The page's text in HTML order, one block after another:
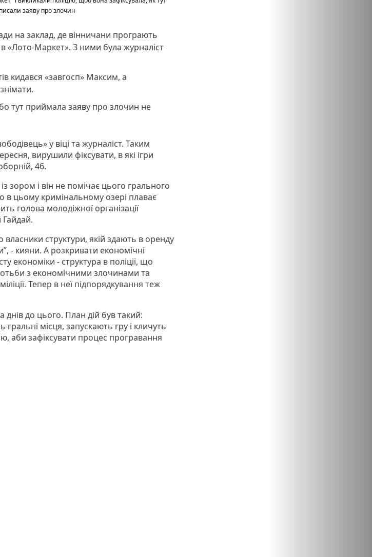
заяву про злочин
на заклад, де вінничани програють
в «Лото-Маркет». З ними була журналіст
кидався «завгосп» Максим, а
тут приймала заяву про злочин не
у віці та журналіст. Таким
вирушили фіксувати, в які ігри
46.
зором і він не помічає цього грального
в цьому кримінальному озері плаває
голова молодіжної організації
Гайдай.
структури, якій здають в оренду
- кияни. А розкривати економічні
економіки - структура в поліції, що
з економічними злочинами та
Тепер в неї підпорядкування теж
днів до цього. План дій був такий:
гральні місця, запускають гру і кличуть
аби зафіксувати процес програвання